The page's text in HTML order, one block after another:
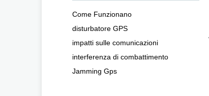
Come Funzionano
disturbatore GPS
impatti sulle comunicazioni
interferenza di combattimento
Jamming Gps